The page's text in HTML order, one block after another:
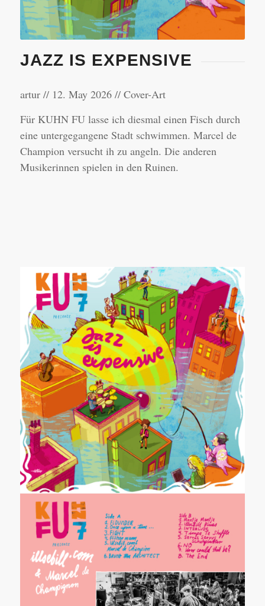
JAZZ IS EXPENSIVE
artur // 12. May 2026 // Cover-Art
Für KUHN FU lasse ich diesmal einen Fisch durch
eine untergegangene Stadt schwimmen. Marcel de
Champion versucht ih zu angeln. Die anderen
Musikerinnen spielen in den Ruinen.